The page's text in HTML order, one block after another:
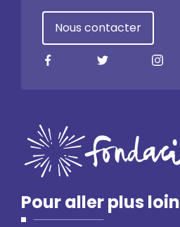
Nous contacter
Pour aller plus loin